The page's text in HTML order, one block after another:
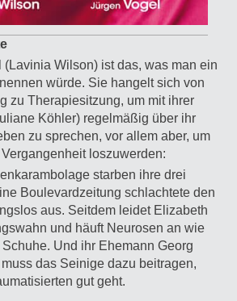
(Lavinia Wilson) ist das, was man ein
würde. Sie hangelt sich von
zu Therapiesitzung, um mit ihrer
Köhler) regelmäßig über ihr
zu sprechen, vor allem aber, um
loszuwerden:
starben ihre drei
Boulevardzeitung schlachtete den
aus. Seitdem leidet Elizabeth
und häuft Neurosen an wie
Und ihr Ehemann Georg
das Seinige dazu beitragen,
gut geht.